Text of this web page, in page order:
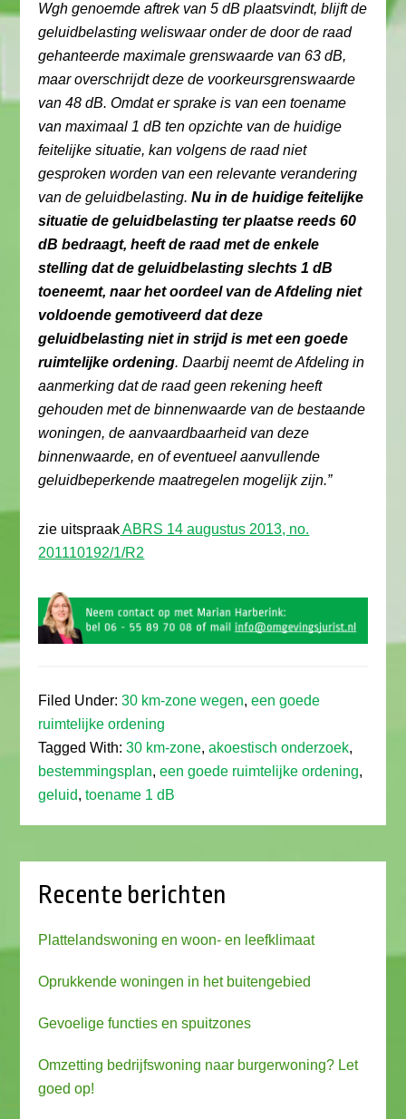
Wgh genoemde aftrek van 5 dB plaatsvindt, blijft de
geluidbelasting weliswaar onder de door de raad
gehanteerde maximale grenswaarde van 63 dB,
maar overschrijdt deze de voorkeursgrenswaarde
van 48 dB. Omdat er sprake is van een toename
van maximaal 1 dB ten opzichte van de huidige
feitelijke situatie, kan volgens de raad niet
gesproken worden van een relevante verandering
van de geluidbelasting.Nu in de huidige feitelijke
situatie de geluidbelasting ter plaatse reeds 60
dB bedraagt, heeft de raad met de enkele
stelling dat de geluidbelasting slechts 1 dB
toeneemt, naar het oordeel van de Afdeling niet
voldoende gemotiveerd dat deze
geluidbelasting niet in strijd is met een goede
ruimtelijke ordening. Daarbij neemt de Afdeling in
aanmerking dat de raad geen rekening heeft
gehouden met de binnenwaarde van de bestaande
woningen, de aanvaardbaarheid van deze
binnenwaarde, en of eventueel aanvullende
geluidbeperkende maatregelen mogelijk zijn.”
zie uitspraakABRS 14 augustus 2013, no.
201110192/1/R2
Filed Under:30 km-zone wegen,een goede
ruimtelijke ordening
Tagged With:30 km-zone,akoestisch onderzoek,
bestemmingsplan,een goede ruimtelijke ordening,
geluid,toename 1 dB
Recente berichten
Plattelandswoning en woon- en leefklimaat
Oprukkende woningen in het buitengebied
Gevoelige functies en spuitzones
Omzetting bedrijfswoning naar burgerwoning? Let
goed op!